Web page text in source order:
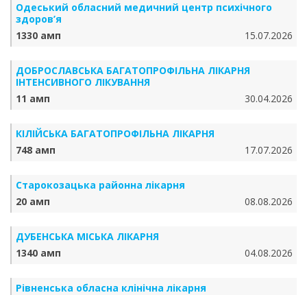
Одеський обласний медичний центр психічного
здоров’я
1330 амп
15.07.2026
ДОБРОСЛАВСЬКА БАГАТОПРОФІЛЬНА ЛІКАРНЯ
ІНТЕНСИВНОГО ЛІКУВАННЯ
11 амп
30.04.2026
КІЛІЙСЬКА БАГАТОПРОФІЛЬНА ЛІКАРНЯ
748 амп
17.07.2026
Старокозацька районна лікарня
20 амп
08.08.2026
ДУБЕНСЬКА МІСЬКА ЛІКАРНЯ
1340 амп
04.08.2026
Рівненська обласна клінічна лікарня